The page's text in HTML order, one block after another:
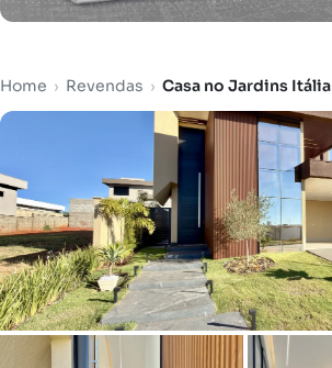
Home › Revendas › Casa no Jardins Itália